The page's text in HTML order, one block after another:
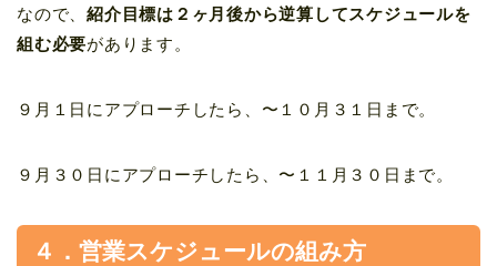
なので、紹介目標は２ヶ月後から逆算してスケジュールを
組む必要があります。
９月１日にアプローチしたら、〜１０月３１日まで。
９月３０日にアプローチしたら、〜１１月３０日まで。
４．営業スケジュールの組み方